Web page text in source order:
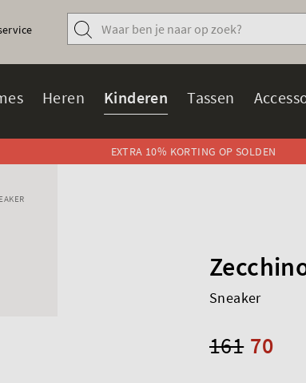
Heren Kinderen Tassen
EXTRA 10% KORTING OP SOLDEN
Sneaker
70
161